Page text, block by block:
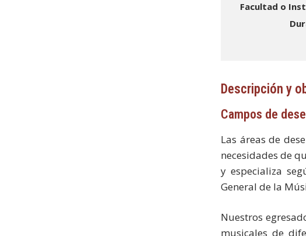
Facultad o
Descripción y
Campos de
Las áreas de
necesidades de
y especializa
General de la
Nuestros
musicales de